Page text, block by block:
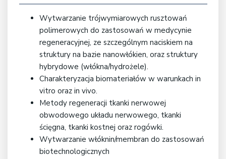
Wytwarzanie trójwymiarowych rusztowań
polimerowych do zastosowań w medycynie
regeneracyjnej, ze szczególnym naciskiem na
struktury na bazie nanowłókien, oraz struktury
hybrydowe (włókna/hydrożele).
Charakteryzacja biomateriałów w warunkach in
vitro oraz in vivo.
Metody regeneracji tkanki nerwowej
obwodowego układu nerwowego, tkanki
ścięgna, tkanki kostnej oraz rogówki.
Wytwarzanie włóknin/membran do zastosowań
biotechnologicznych